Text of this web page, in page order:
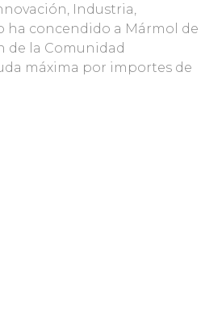
Industria,
ha concendido a Mármol de
de la Comunidad
máxima por importes de